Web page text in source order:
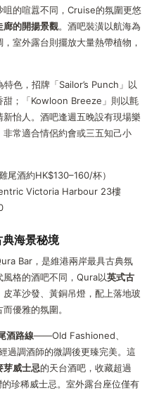
的喧囂不同，Cruise的氛圍更悠
廊的開揚景觀。酒吧裝潢以航海為
室外露台則擺放大量熱帶植物，
特色，招牌「Sailor’s Punch」以
甜；「Kowloon Breeze」則以氈
怡人。酒吧逢週五晚設有現場樂
常適合情侶約會或三五知己小
尾酒約HK$130–160/杯）
Victoria Harbour 23樓
典海景秘境
Bar，是維港兩岸最具古典氛
格的酒吧不同，Qura以英式古
革沙發、黃銅吊燈，配上落地玻
優雅的氛圍。
酒路線——Old Fashioned、
調酒師的微調後更臻完美。這
芽威士忌的天台酒吧，收藏超過
珍稀威士忌。室外露台座位僅有